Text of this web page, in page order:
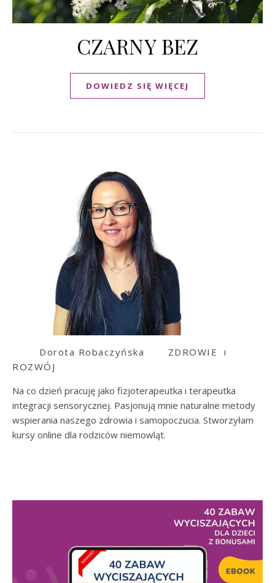
CZARNY BEZ
DOWIEDZ SIĘ WIĘCEJ
Dorota Robaczyńska ZDROWIE i
ROZWÓJ
Na co dzień pracuję jako fizjoterapeutka i terapeutka
integracji sensorycznej. Pasjonują mnie naturalne metody
wspierania naszego zdrowia i samopoczucia. Stworzyłam
kursy online dla rodziców niemowląt.